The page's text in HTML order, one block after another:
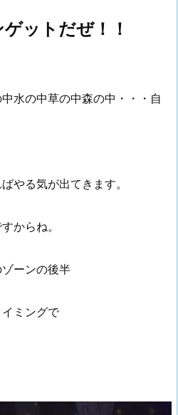
ットだぜ！！
水の中草の中森の中・・・自
やる気が出てきます。
からね。
ーンの後半
ミングで